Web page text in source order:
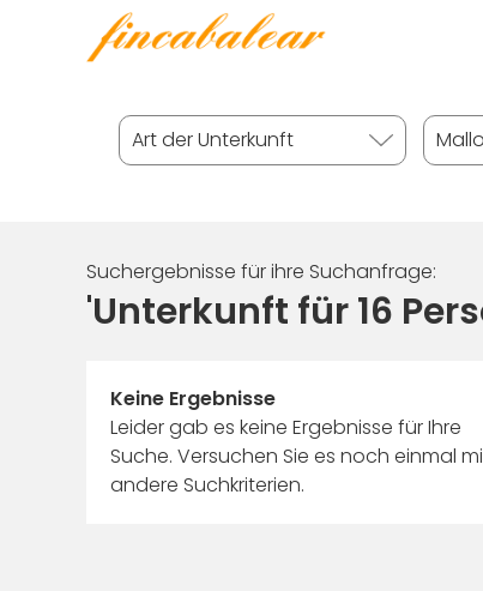
Suchergebnisse für ihre Suchanfrage:
'Unterkunft für 16
Keine Ergebnisse
Leider gab es keine Ergebnisse für Ihre
Suche. Versuchen Sie es noch einmal
andere Suchkriterien.